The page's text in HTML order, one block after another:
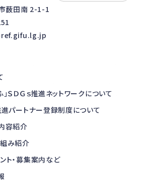
薮田南 2-1-1
」ＳＤＧｓ推進ネットワークについて
進パートナー登録制度について
容紹介
み紹介
ト・募集案内など